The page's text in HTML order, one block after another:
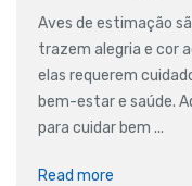
Aves de estimação
trazem alegria e cor
elas requerem
bem-estar e saúde.
para cuidar bem ...
Read more